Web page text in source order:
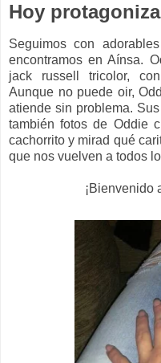
Hoy
Seguimos con
encontramos en Aínsa.
jack russell tricolor,
Aunque no puede oir,
atiende sin problema.
también fotos de Oddie
cachorrito y mirad qué
que nos vuelven a todos
¡Bienvenido